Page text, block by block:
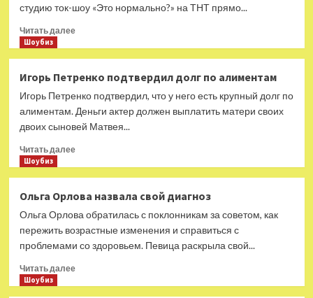
студию ток-шоу «Это нормально?» на ТНТ прямо...
Читать далееПрочитать
и
Евгения
Медведева
ушли
съемок
ТНТ
Шоубиз
Игорь Петренко подтвердил долг по алиментам
Игорь Петренко подтвердил, что у него есть крупный долг по
алиментам. Деньги актер должен выплатить матери своих
двоих сыновей Матвея...
Читать далееПрочитать
Петренко
подтвердил
долг
алиментам
Шоубиз
Ольга Орлова назвала свой диагноз
Ольга Орлова обратилась с поклонникам за советом, как
пережить возрастные изменения и справиться с
проблемами со здоровьем. Певица раскрыла свой...
Читать далееПрочитать
Шоубиз